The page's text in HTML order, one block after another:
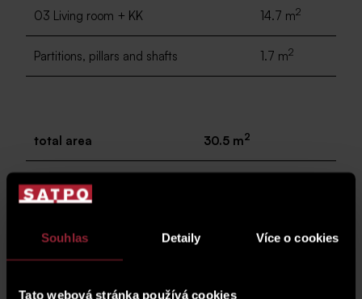
Souhlas Detaily Více o cookies
Tato webová stránka používá cookies
03 Living room + KK 14.7 m2
Partitions, pillars and shafts 1.7 m2
total area 30.5 m2
04 balcony 2
parking space